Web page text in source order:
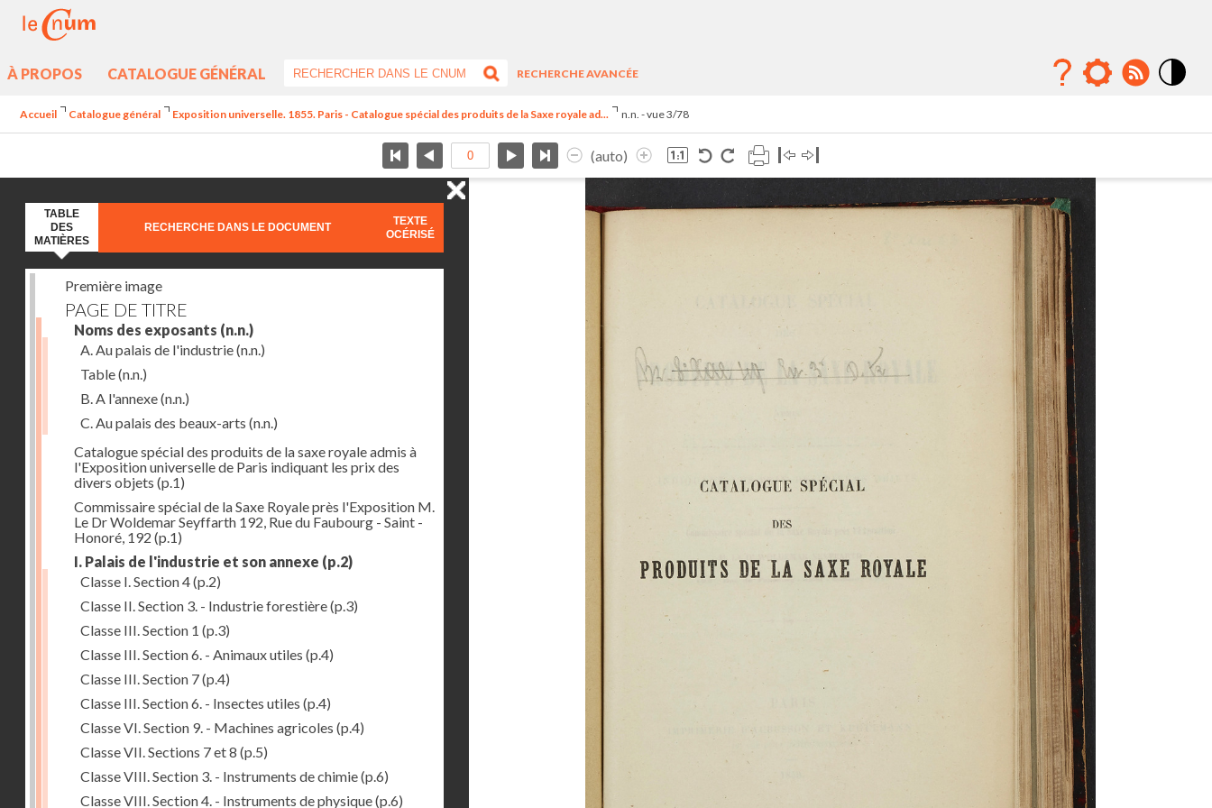
À PROPOS CATALOGUE GÉNÉRAL
RECHERCHE AVANCÉE
Accueil Catalogue général Exposition universelle. 1855. Paris - Catalogue spécial des produits de la Saxe royale ad... n.n. - vue 3/78
(auto)
TABLE
DES
MATIÈRES
RECHERCHE DANS LE DOCUMENT
TEXTE
OCÉRISÉ
Première image
PAGE DE TITRE
Noms des exposants (n.n.)
A. Au palais de l'industrie(n.n.)
Table(n.n.)
B. A l'annexe(n.n.)
C. Au palais des beaux-arts (n.n.)
Catalogue spécial des produits de la saxe royale admis à
l'Exposition universelle de Paris indiquant les prix des
divers objets (p.1)
Commissaire spécial de la Saxe Royale près l'Exposition M.
Le Dr Woldemar Seyffarth 192, Rue du Faubourg - Saint -
Honoré, 192 (p.1)
I. Palais de l'industrie et son annexe (p.2)
Classe I. Section 4(p.2)
Classe II. Section 3. - Industrie forestière(p.3)
Classe III. Section 1 (p.3)
Classe III. Section 6. - Animaux utiles (p.4)
Classe III. Section 7(p.4)
Classe III. Section 6. - Insectes utiles (p.4)
Classe VI. Section 9. - Machines agricoles (p.4)
Classe VII. Sections 7 et 8 (p.5)
Classe VIII. Section 3. - Instruments de chimie(p.6)
Classe VIII. Section 4. - Instruments de physique(p.6)